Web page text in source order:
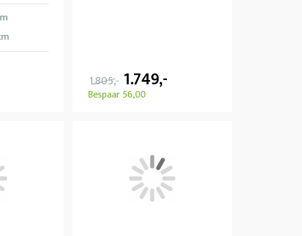
1.805,- 1.749,-
Bespaar 56,00